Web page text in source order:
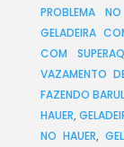
PROBLEMA
GELADEIRA
COM
VAZAMENTO
FAZENDO
HAUER,
NO HAUER,